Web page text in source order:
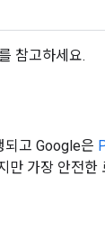
참고하세요.
되고 Google은
만 가장 안전한